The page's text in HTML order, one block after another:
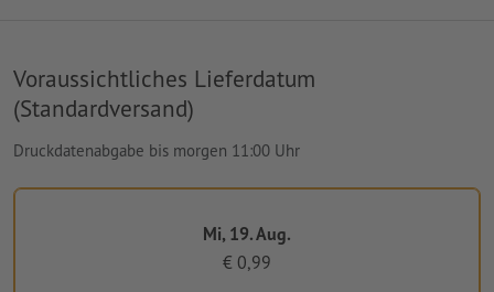
Voraussichtliches Lieferdatum
(Standardversand)
Druckdatenabgabe bis morgen 11:00 Uhr
Mi, 19. Aug.
€ 0,99